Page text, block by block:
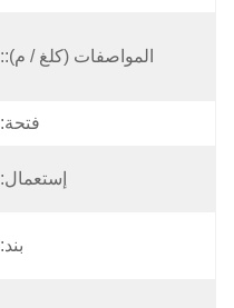
المواصفات (كلغ / م)::
فتحة:
إستعمال:
بند: